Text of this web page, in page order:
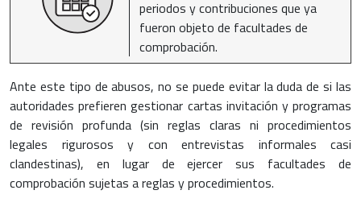
periodos y contribuciones que ya
fueron objeto de facultades de
comprobación.
Ante este tipo de abusos, no se puede evitar la duda de si las
autoridades prefieren gestionar cartas invitación y programas
de revisión profunda (sin reglas claras ni procedimientos
legales rigurosos y con entrevistas informales casi
clandestinas), en lugar de ejercer sus facultades de
comprobación sujetas a reglas y procedimientos.